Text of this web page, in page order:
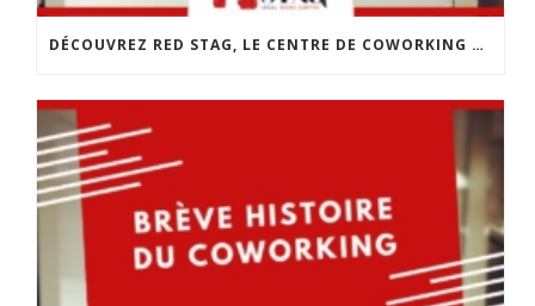
DÉCOUVREZ RED STAG, LE CENTRE DE COWORKING DE CHOLET